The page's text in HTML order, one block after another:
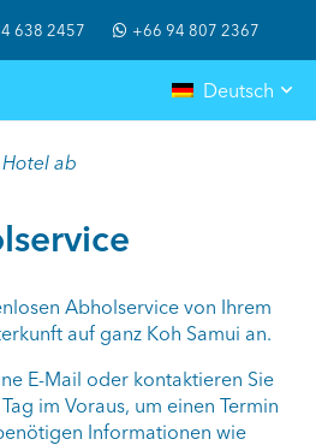
638 2457 +66 94 807 2367
Deutsch
ab
Abholservice von Ihrem
auf ganz Koh Samui an.
E-Mail oder kontaktieren Sie
im Voraus, um einen Termin
Informationen wie